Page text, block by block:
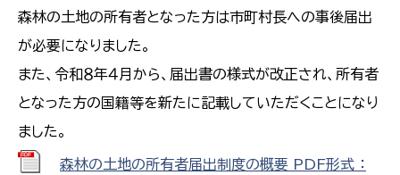
森林の土地の所有者となった方は市町村長への事後届出
が必要になりました。
また、令和８年４月から、届出書の様式が改正され、所有者
となった方の国籍等を新たに記載していただくことになり
ました。
森林の土地の所有者届出制度の概要 PDF形式 ：